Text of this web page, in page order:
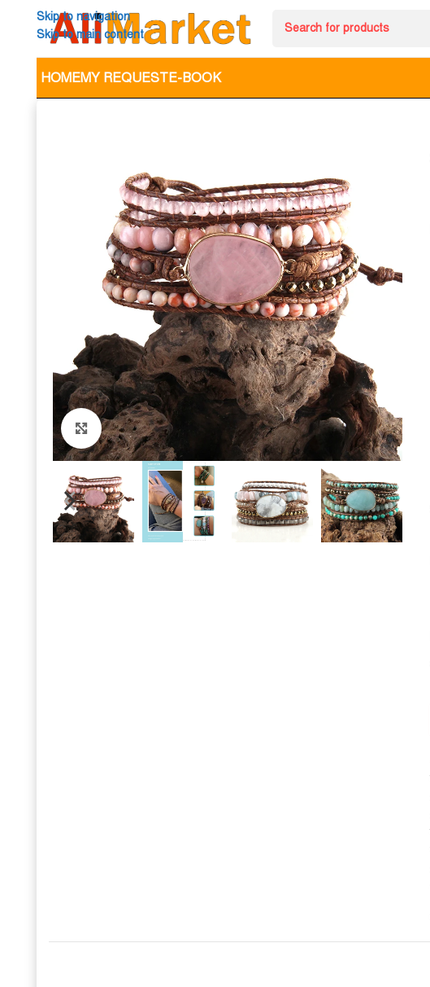
Skip to navigation
Skip to main content
HOMEMY REQUESTE-BOOK
Click to enlarge